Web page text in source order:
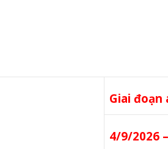
Giai đoạn
4/9/2026